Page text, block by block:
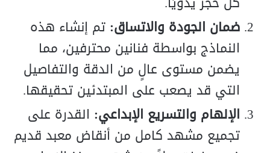
ضمان الجودة والاتساق: تم إنشاء هذه
النماذج بواسطة فنانين محترفين، مما
يضمن مستوى عالٍ من الدقة والتفاصيل
التي قد يصعب على المبتدئين تحقيقها.
الإلهام والتسريع الإبداعي: القدرة على
تجميع مشهد كامل من أنقاض معبد قديم